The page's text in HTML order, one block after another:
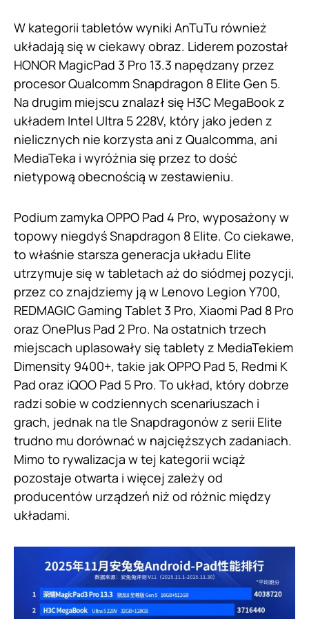
W kategorii tabletów wyniki AnTuTu również
układają się w ciekawy obraz. Liderem pozostał
HONOR MagicPad 3 Pro 13.3 napędzany przez
procesor Qualcomm Snapdragon 8 Elite Gen 5.
Na drugim miejscu znalazł się H3C MegaBook z
układem Intel Ultra 5 228V, który jako jeden z
nielicznych nie korzysta ani z Qualcomma, ani
MediaTeka i wyróżnia się przez to dość
nietypową obecnością w zestawieniu.
Podium zamyka OPPO Pad 4 Pro, wyposażony w
topowy niegdyś Snapdragon 8 Elite. Co ciekawe,
to właśnie starsza generacja układu Elite
utrzymuje się w tabletach aż do siódmej pozycji,
przez co znajdziemy ją w Lenovo Legion Y700,
REDMAGIC Gaming Tablet 3 Pro, Xiaomi Pad 8 Pro
oraz OnePlus Pad 2 Pro. Na ostatnich trzech
miejscach uplasowały się tablety z MediaTekiem
Dimensity 9400+, takie jak OPPO Pad 5, Redmi K
Pad oraz iQOO Pad 5 Pro. To układ, który dobrze
radzi sobie w codziennych scenariuszach i
grach, jednak na tle Snapdragonów z serii Elite
trudno mu dorównać w najcięższych zadaniach.
Mimo to rywalizacja w tej kategorii wciąż
pozostaje otwarta i więcej zależy od
producentów urządzeń niż od różnic między
układami.